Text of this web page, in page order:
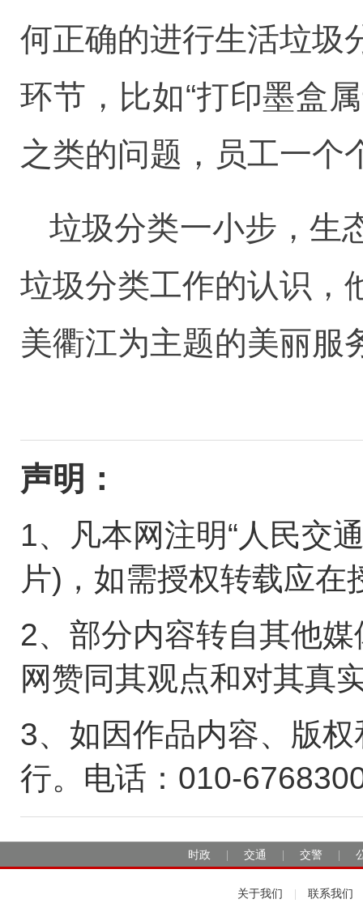
何正确的进行生活垃圾
环节，比如“打印墨盒
之类的问题，员工一个
垃圾分类一小步，生
垃圾分类工作的认识，
美衢江为主题的美丽服
声明：
1、凡本网注明“人民交
片)，如需授权转载应
2、部分内容转自其他
网赞同其观点和对其真
3、如因作品内容、版
行。电话：010-
时政 交通 交警
关于我们 联系我们